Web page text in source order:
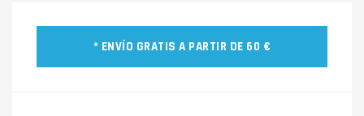
* ENVÍO GRATIS A PARTIR DE 60 €